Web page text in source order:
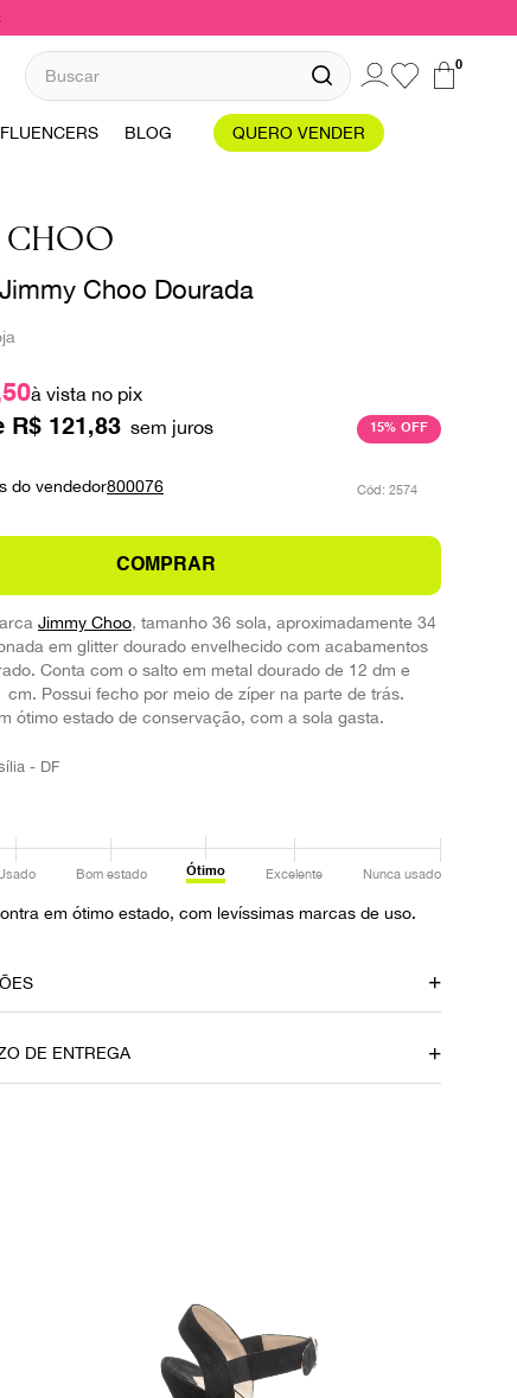
Buscar 0
BLOG QUERO VENDER
Choo Dourada
à vista no pix
R$ 121 ,83 15% OFF
do vendedor800076 : 2574
COMPRAR
Jimmy Choo, tamanho 36 sola, aproximadamente 34
em glitter dourado envelhecido com acabamentos
Conta com o salto em metal dourado de 12 dm e
cm. Possui fecho por meio de zíper na parte de trás.
ótimo estado de conservação, com a sola gasta.
- DF
Bom estado Ótimo Excelente Nunca usado
em ótimo estado, com levíssimas marcas de uso.
DE ENTREGA